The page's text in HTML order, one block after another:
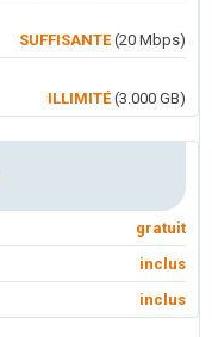
SUFFISANTE(20 Mbps)
ILLIMITÉ(3.000 GB)
gratuit
inclus
inclus